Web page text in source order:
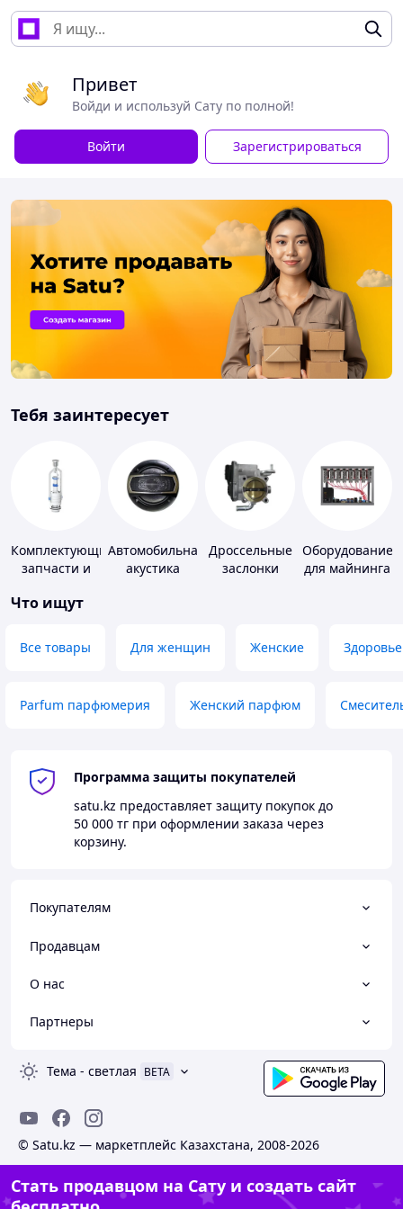
Привет
Войди и используй Сату по полной!
Войти Зарегистрироваться
Тебя заинтересует
Комплектующие,
запчасти и
материалы
сантехники
Автомобильная
акустика
Дроссельные
заслонки
Оборудование
для майнинга
Что ищут
Все товары Для женщин Женские Здоровье
Parfum парфюмерия Женский парфюм
Программа защиты покупателей
satu.kz предоставляет защиту покупок до
50 000 тг при оформлении заказа через
корзину.
Покупателям
Продавцам
О нас
Партнеры
Тема - светлая BETA
© Satu.kz — маркетплейс Казахстана, 2008-2026
Стать продавцом на Сату и создать сайт